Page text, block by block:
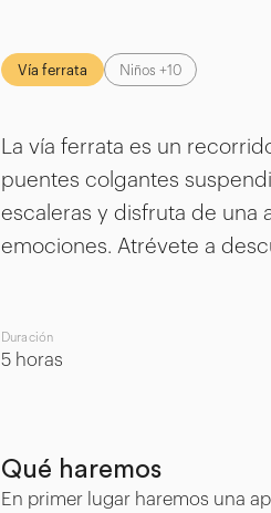
Vía ferrata Niños +10
La vía ferrata es un
puentes colgantes
escaleras y disfruta de una
emociones. Atrévete a
Duración
5 horas
Qué haremos
En primer lugar haremos una